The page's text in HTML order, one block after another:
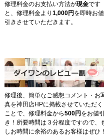
修理料金のお支払い方法が現金です
と、修理料金より 1,000円 を即時お値
引きさせていただきます。
修理後、簡単なご感想コメント・お
真を神田店HPに掲載させていただく
ことで、修理料金から500円 をお値引
き！所要時間は３分程度ですので、
しお時間に余裕のあるお客様はぜひ！